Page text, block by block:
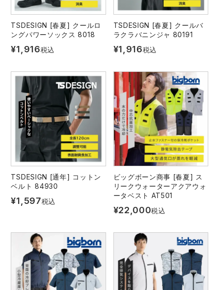
TSDESIGN [春夏] クールロ
ングパワーソックス 8018
¥1,916税込
TSDESIGN [春夏] クールバ
ラクラバニンジャ 80191
¥1,916税込
TSDESIGN [通年] コットン
ベルト 84930
¥1,597税込
ビッグボーン商事 [春夏] ス
リークウォーターアクアウォ
ータベスト AT501
¥22,000税込